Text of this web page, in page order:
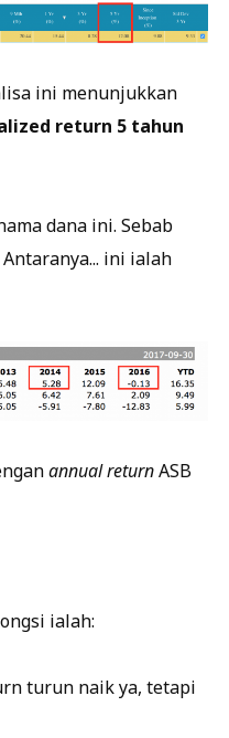
ini menunjukkan
return 5 tahun
dana ini. Sebab
ini ialah
annual returnASB
ialah:
turun naik ya, tetapi